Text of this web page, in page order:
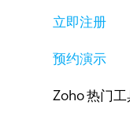
立即注册
预约演示
Zoho 热门工